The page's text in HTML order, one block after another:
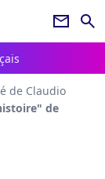
newsletter search
de Claudio
de